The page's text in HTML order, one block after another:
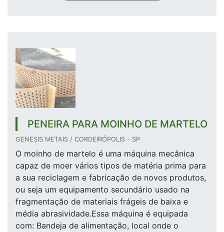
PENEIRA PARA MOINHO DE MARTELO
GENESIS METAIS / CORDEIRÓPOLIS - SP
O moinho de martelo é uma máquina mecânica
capaz de moer vários tipos de matéria prima para
a sua reciclagem e fabricação de novos produtos,
ou seja um equipamento secundário usado na
fragmentação de materiais frágeis de baixa e
média abrasividade.Essa máquina é equipada
com: Bandeja de alimentação, local onde o